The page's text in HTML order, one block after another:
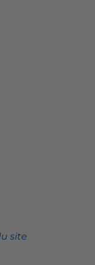
site